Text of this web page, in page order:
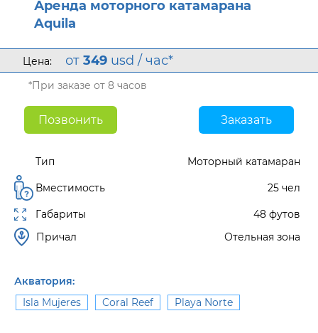
Аренда моторного катамарана
Aquila
Цена: от 349 usd / час*
*При заказе от 8 часов
Позвонить Заказать
Тип Моторный катамаран
Вместимость 25 чел
Габариты
48 футов
Причал
Отельная зона
Акватория:
Isla Mujeres
Coral Reef Playa Norte